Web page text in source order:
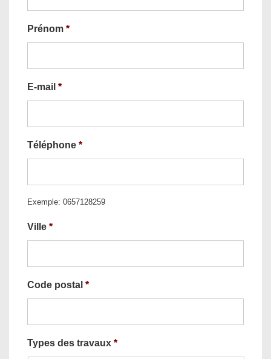
Prénom *
E-mail *
Téléphone *
Exemple: 0657128259
Ville *
Code postal *
Types des travaux *